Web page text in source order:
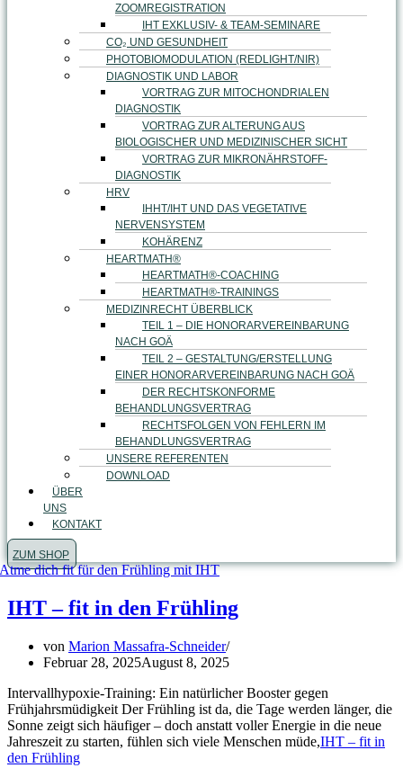
ZOOMREGISTRATION
IHT EXKLUSIV- & TEAM-SEMINARE
CO₂ UND GESUNDHEIT
PHOTOBIOMODULATION (REDLIGHT/NIR)
DIAGNOSTIK UND LABOR
VORTRAG ZUR MITOCHONDRIALEN
DIAGNOSTIK
VORTRAG ZUR ALTERUNG AUS
BIOLOGISCHER UND MEDIZINISCHER SICHT
VORTRAG ZUR MIKRONÄHRSTOFF-
DIAGNOSTIK
HRV
IHHT/IHT UND DAS VEGETATIVE
NERVENSYSTEM
KOHÄRENZ
HEARTMATH®
HEARTMATH®-COACHING
HEARTMATH®-TRAININGS
MEDIZINRECHT ÜBERBLICK
TEIL 1 – DIE HONORARVEREINBARUNG
NACH GOÄ
TEIL 2 – GESTALTUNG/ERSTELLUNG
EINER HONORARVEREINBARUNG NACH GOÄ
DER RECHTSKONFORME
BEHANDLUNGSVERTRAG
RECHTSFOLGEN VON FEHLERN IM
BEHANDLUNGSVERTRAG
UNSERE REFERENTEN
DOWNLOAD
ÜBER
UNS
KONTAKT
ZUM SHOP
IHT – fit in den Frühling
von Marion Massafra-Schneider
Februar 28, 2025August 8, 2025
Intervallhypoxie-Training: Ein natürlicher Booster gegen
Frühjahrsmüdigkeit Der Frühling ist da, die Tage werden länger, die
Sonne zeigt sich häufiger – doch anstatt voller Energie in die neue
Jahreszeit zu starten, fühlen sich viele Menschen müde,IHT – fit in
den Frühling